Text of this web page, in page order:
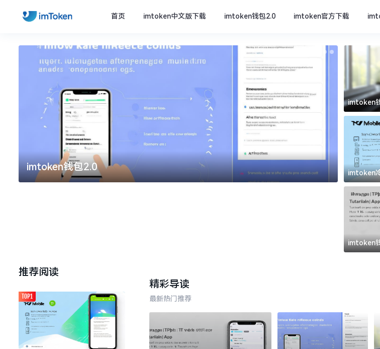
首页 imtoken中文版下载 imtoken钱包2.0 imtoken官方下载
imtoken钱包2.0
imtoken
坑
imtoken
道
imtoken
推荐阅读
TOP1
精彩导读
最新热门推荐